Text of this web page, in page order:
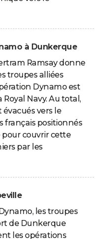
à Dunkerque
Ramsay donne
troupes alliées
Dynamo est
Royal Navy. Au total,
vers le
français positionnés
pour couvrir cette
par les
les troupes
de Dunkerque
les opérations